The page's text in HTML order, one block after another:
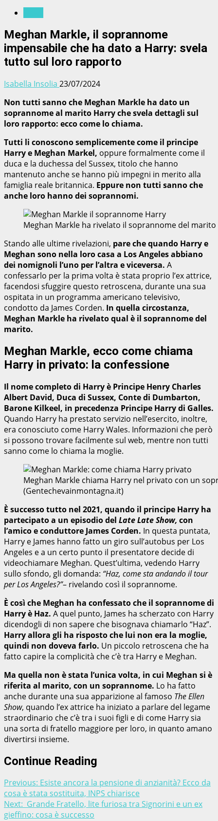
Meghan Markle, il soprannome
impensabile che ha dato a Harry: svela
tutto sul loro rapporto
Isabella Insolia 23/07/2024
Non tutti sanno che Meghan Markle ha dato un
soprannome al marito Harry che svela dettagli sul
loro rapporto: ecco come lo chiama.
Tutti li conoscono semplicemente come il principe
Harry e Meghan Markel, oppure formalmente come il
duca e la duchessa del Sussex, titolo che hanno
mantenuto anche se hanno più impegni in merito alla
famiglia reale britannica. Eppure non tutti sanno che
anche loro hanno dei soprannomi.
Meghan Markle ha rivelato il soprannome del
Stando alle ultime rivelazioni, pare che quando Harry e
Meghan sono nella loro casa a Los Angeles abbiano
dei nomignoli l’uno per l’altra e viceversa. A
confessarlo per la prima volta è stata proprio l’ex attrice,
facendosi sfuggire questo retroscena, durante una sua
ospitata in un programma americano televisivo,
condotto da James Corden. In quella circostanza,
Meghan Markle ha rivelato qual è il soprannome del
marito.
Meghan Markle, ecco come chiama
Harry in privato: la confessione
Il nome completo di Harry è Principe Henry Charles
Albert David, Duca di Sussex, Conte di Dumbarton,
Barone Kilkeel, in precedenza Principe Harry di Galles.
Quando Harry ha prestato servizio nell’esercito, inoltre,
era conosciuto come Harry Wales. Informazioni che però
si possono trovare facilmente sul web, mentre non tutti
sanno come lo chiama la moglie.
Meghan Markle chiama Harry nel privato con un
(Gentechevainmontagna.it)
È successo tutto nel 2021, quando il principe Harry ha
partecipato a un episodio del Late Late Show, con
l’amico e conduttore James Corden. In questa puntata,
Harry e James hanno fatto un giro sull’autobus per Los
Angeles e a un certo punto il presentatore decide di
videochiamare Meghan. Quest’ultima, vedendo Harry
sullo sfondo, gli domanda: “Haz, come sta andando il tour
per Los Angeles?”– rivelando così il soprannome.
È così che Meghan ha confessato che il soprannome di
Harry è Haz. A quel punto, James ha scherzato con Harry
dicendogli di non sapere che bisognava chiamarlo “Haz”.
Harry allora gli ha risposto che lui non era la moglie,
quindi non doveva farlo. Un piccolo retroscena che ha
fatto capire la complicità che c’è tra Harry e Meghan.
Ma quella non è stata l’unica volta, in cui Meghan si è
riferita al marito, con un soprannome. Lo ha fatto
anche durante una sua apparizione al famoso The Ellen
Show, quando l’ex attrice ha iniziato a parlare del legame
straordinario che c’è tra i suoi figli e di come Harry sia
una sorta di fratello maggiore per loro, in quanto amano
divertirsi insieme.
Continue Reading
Previous: Esiste ancora la pensione di anzianità? Ecco da
cosa è stata sostituita, INPS chiarisce
Next: Grande Fratello, lite furiosa tra Signorini e un ex
gieffino: cosa è successo